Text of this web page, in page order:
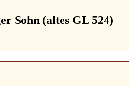
Sohn (altes GL 524)